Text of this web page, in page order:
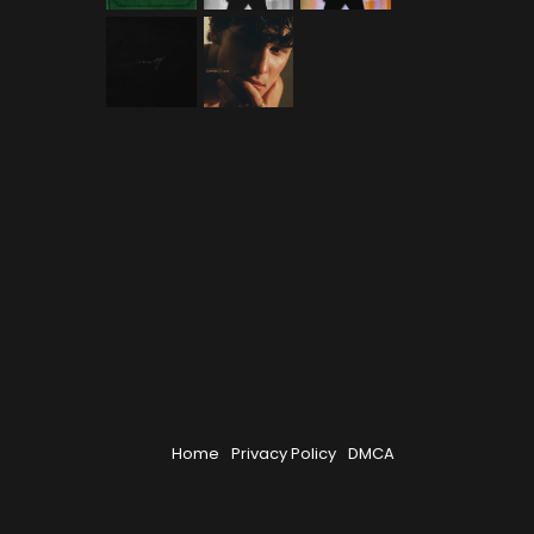
Home Privacy Policy DMCA